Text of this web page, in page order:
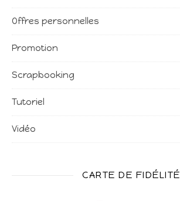
Offres personnelles
Promotion
Scrapbooking
Tutoriel
Vidéo
CARTE DE FIDÉLITÉ